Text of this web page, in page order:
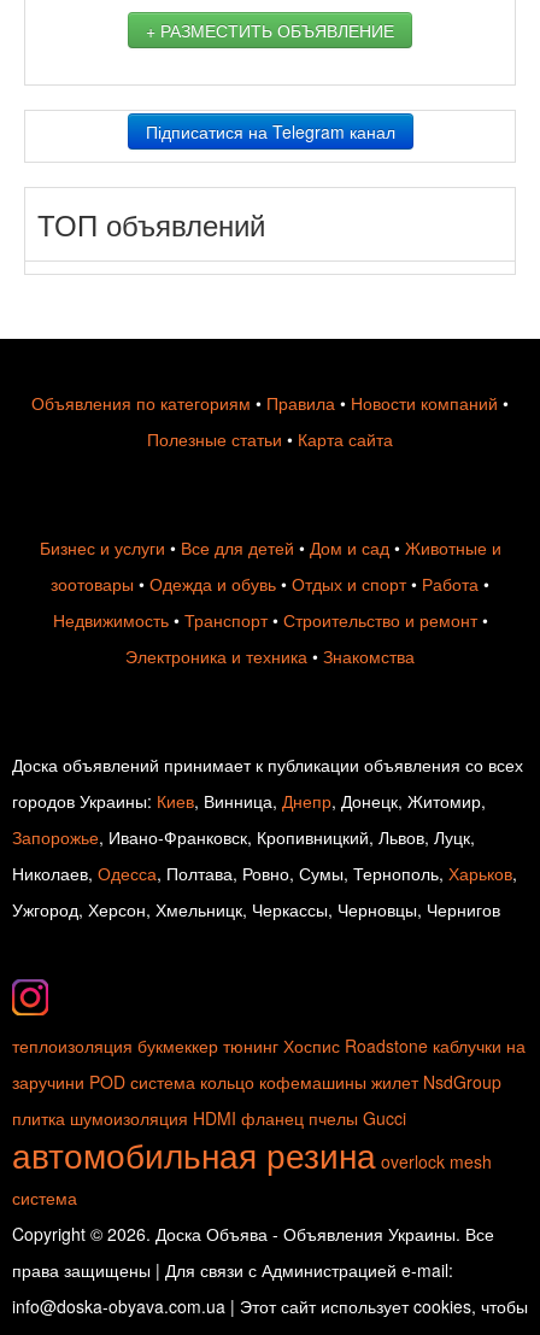
+ РАЗМЕСТИТЬ ОБЪЯВЛЕНИЕ
Підписатися на Telegram канал
ТОП объявлений
Объявления по категориям • Правила • Новости компаний •
Полезные статьи • Карта сайта
Бизнес и услуги • Все для детей • Дом и сад• Животные и
зоотовары • Одежда и обувь • Отдых и спорт• Работа •
Недвижимость• Транспорт• Строительство и ремонт•
Электроника и техника • Знакомства
Доска объявлений принимает к публикации объявления со всех
городов Украины: Киев, Винница, Днепр, Донецк, Житомир,
Запорожье, Ивано-Франковск, Кропивницкий, Львов, Луцк,
Николаев, Одесса, Полтава, Ровно, Сумы, Тернополь, Харьков,
Ужгород, Херсон, Хмельницк, Черкассы, Черновцы, Чернигов
теплоизоляция букмеккер тюнинг Хоспис Roadstone каблучки на
заручини POD система кольцо кофемашины жилет NsdGroup
плитка шумоизоляция HDMI фланец пчелы Gucci
автомобильная резина overlock mesh
система
Copyright © 2026. Доска Объява - Объявления Украины. Все
права защищены | Для связи с Администрацией e-mail:
info@doska-obyava.com.ua | Этот сайт использует cookies, чтобы